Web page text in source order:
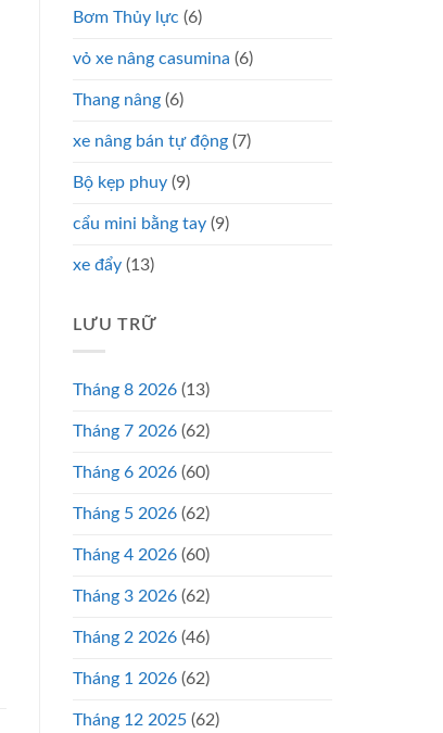
Bơm Thủy lực (6)
vỏ xe nâng casumina (6)
Thang nâng (6)
xe nâng bán tự động (7)
Bộ kẹp phuy (9)
cẩu mini bằng tay (9)
xe đẩy (13)
LƯU TRỮ
Tháng 8 2026 (13)
Tháng 7 2026 (62)
Tháng 6 2026 (60)
Tháng 5 2026 (62)
Tháng 4 2026 (60)
Tháng 3 2026 (62)
Tháng 2 2026 (46)
Tháng 1 2026 (62)
Tháng 12 2025 (62)